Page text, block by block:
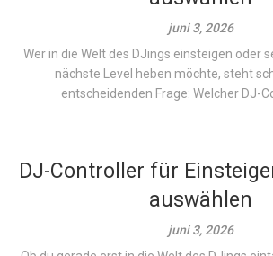
juni 3, 2026
Wer in die Welt des DJings einsteigen oder
nächste Level heben möchte, steht
entscheidenden Frage: Welcher DJ-
DJ-Controller für
auswählen
juni 3, 2026